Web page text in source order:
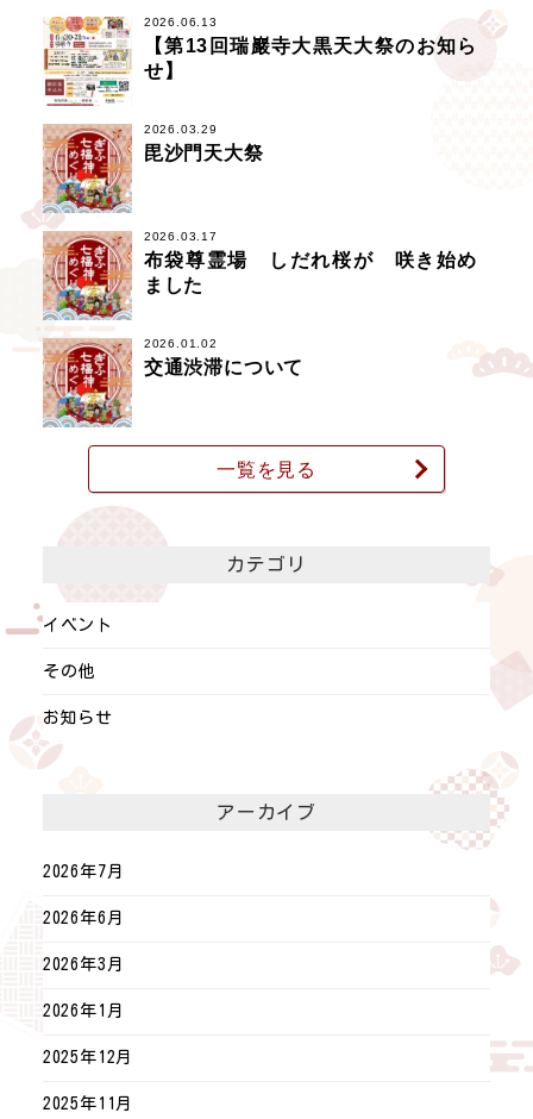
2026.06.13
【第13回瑞巖寺大黒天大祭のお知ら
せ】
2026.03.29
毘沙門天大祭
2026.03.17
布袋尊霊場 しだれ桜が 咲き始め
ました
2026.01.02
交通渋滞について
一覧を見る
カテゴリ
イベント
その他
お知らせ
アーカイブ
2026年7月
2026年6月
2026年3月
2026年1月
2025年12月
2025年11月